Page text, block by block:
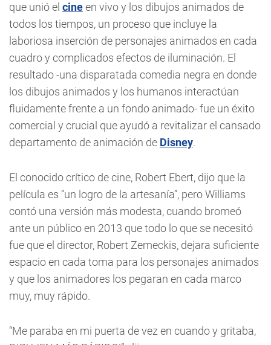
que unió el cineen vivo y los dibujos animados de
todos los tiempos, un proceso que incluye la
laboriosa inserción de personajes animados en cada
cuadro y complicados efectos de iluminación. El
resultado -una disparatada comedia negra en donde
los dibujos animados y los humanos interactúan
fluidamente frente a un fondo animado- fue un éxito
comercial y crucial que ayudó a revitalizar el cansado
departamento de animación de Disney.
El conocido crítico de cine, Robert Ebert, dijo que la
película es “un logro de la artesanía”, pero Williams
contó una versión más modesta, cuando bromeó
ante un público en 2013 que todo lo que se necesitó
fue que el director, Robert Zemeckis, dejara suficiente
espacio en cada toma para los personajes animados
y que los animadores los pegaran en cada marco
muy, muy rápido.
“Me paraba en mi puerta de vez en cuando y gritaba,